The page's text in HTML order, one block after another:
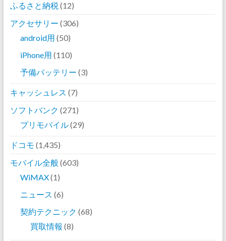
ふるさと納税(12)
アクセサリー (306)
android用 (50)
iPhone用 (110)
予備バッテリー (3)
キャッシュレス (7)
ソフトバンク (271)
プリモバイル(29)
ドコモ (1,435)
モバイル全般(603)
WiMAX(1)
ニュース (6)
契約テクニック (68)
買取情報 (8)